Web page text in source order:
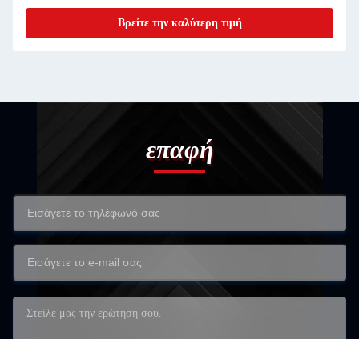
Βρείτε την καλύτερη τιμή
επαφή